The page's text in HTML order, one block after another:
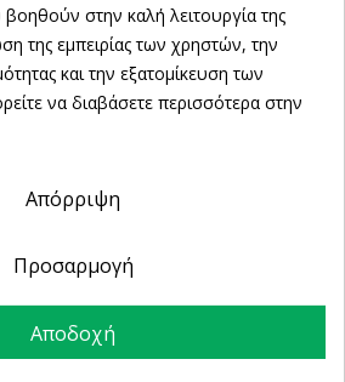
KLORANE
Klorane Ξηρό
βοηθούν στην καλή λειτουργία της
της εμπειρίας των χρηστών, την
και την εξατομίκευση των
να διαβάσετε περισσότερα στην
Απόρριψη
Προσαρμογή
Αποδοχή